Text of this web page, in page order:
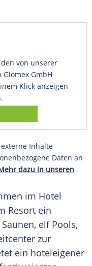
von unserer
GmbH
Klick anzeigen
Inhalte
Daten an
dazu in unseren
im Hotel
Resort ein
Saunen, elf Pools,
zur
ein hoteleigener